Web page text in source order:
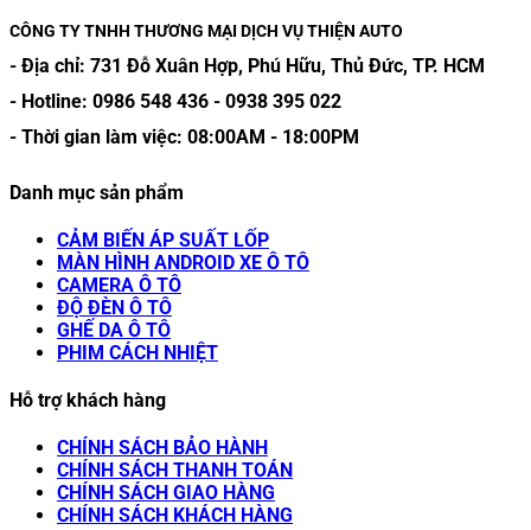
CÔNG TY TNHH THƯƠNG MẠI DỊCH VỤ THIỆN AUTO
- Địa chỉ: 731 Đỗ Xuân Hợp, Phú Hữu, Thủ Đức, TP. HCM
- Hotline: 0986 548 436 - 0938 395 022
- Thời gian làm việc: 08:00AM - 18:00PM
Danh mục sản phẩm
CẢM BIẾN ÁP SUẤT LỐP
MÀN HÌNH ANDROID XE Ô TÔ
CAMERA Ô TÔ
ĐỘ ĐÈN Ô TÔ
GHẾ DA Ô TÔ
PHIM CÁCH NHIỆT
Hỗ trợ khách hàng
CHÍNH SÁCH BẢO HÀNH
CHÍNH SÁCH THANH TOÁN
CHÍNH SÁCH GIAO HÀNG
CHÍNH SÁCH KHÁCH HÀNG